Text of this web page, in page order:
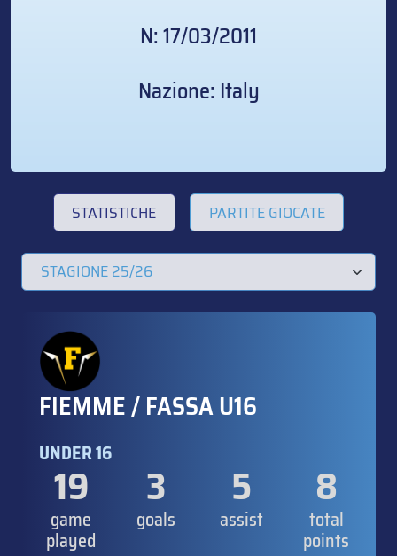
N: 17/03/2011
Nazione: Italy
STATISTICHE PARTITE GIOCATE
FIEMME / FASSA U16
UNDER 16
19
game
played
3
goals
5
assist
8
total
points